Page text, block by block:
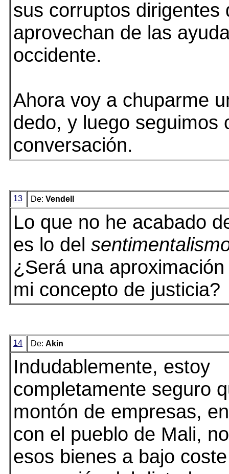
sus corruptos dirigentes
aprovechan de las
occidente.
Ahora voy a chuparme
dedo, y luego seguimos
conversación.
13 De: Vendell
Lo que no he acabado
es lo del
¿Será una
mi concepto de justicia?
14 De: Akin
Indudablemente, estoy
completamente seguro
montón de empresas,
con el pueblo de Mali,
esos bienes a bajo